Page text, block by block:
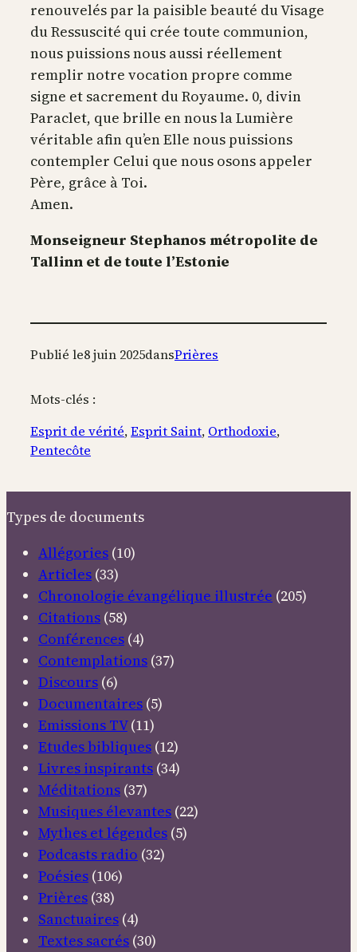
renouvelés par la paisible beauté du Visage
du Ressuscité qui crée toute communion,
nous puissions nous aussi réellement
remplir notre vocation propre comme
signe et sacrement du Royaume. 0, divin
Paraclet, que brille en nous la Lumière
véritable afin qu’en Elle nous puissions
contempler Celui que nous osons appeler
Père, grâce à Toi.
Amen.
Monseigneur Stephanos métropolite de
Tallinn et de toute l’Estonie
Publié le8 juin 2025dansPrières
Mots-clés :
Esprit de vérité, Esprit Saint, Orthodoxie
Pentecôte
Types de documents
Allégories (10)
Articles (33)
Chronologie évangélique illustrée (205)
Citations (58)
Conférences (4)
Contemplations (37)
Discours (6)
Documentaires (5)
Emissions TV(11)
Etudes bibliques (12)
Livres inspirants (34)
Méditations (37)
Musiques élevantes (22)
Mythes et légendes (5)
Podcasts radio (32)
Poésies (106)
Prières (38)
Sanctuaires (4)
Textes sacrés (30)